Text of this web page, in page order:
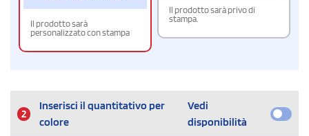
Il prodotto sarà
personalizzato con stampa
Il prodotto sarà privo di
stampa.
2
Inserisci il quantitativo per
colore
Vedi
disponibilità